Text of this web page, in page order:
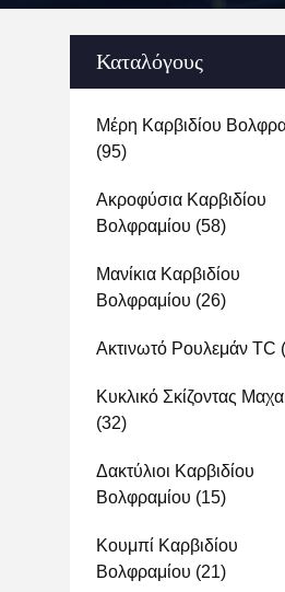
Καταλόγους
Μέρη Καρβιδίου
(95)
Ακροφύσια Καρβιδίου
Βολφραμίου (58)
Μανίκια Καρβιδίου
Βολφραμίου (26)
Ακτινωτό Ρουλεμάν TC
Κυκλικό Σκίζοντας
(32)
Δακτύλιοι Καρβιδίου
Βολφραμίου (15)
Κουμπί Καρβιδίου
Βολφραμίου (21)